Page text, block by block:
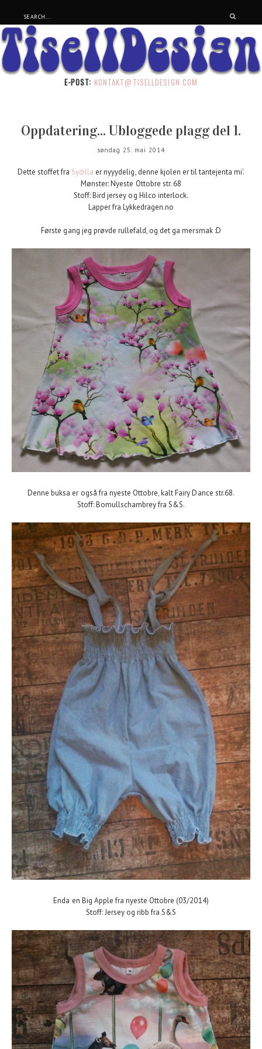
E-POST: KONTAKT@TISELLDESIGN.COM
Oppdatering... Ubloggede plagg del 1.
søndag 25. mai 2014
Dette stoffet fra Sydilla er nyyydelig, denne kjolen er til tantejenta mi'.
Mønster: Nyeste Ottobre str. 68
Stoff: Bird jersey og Hilco interlock.
Lapper fra Lykkedragen.no
Første gang jeg prøvde rullefald, og det ga mersmak :D
Denne buksa er også fra nyeste Ottobre, kalt Fairy Dance str.68.
Stoff: Bomullschambrey fra S&S.
Enda en Big Apple fra nyeste Ottobre (03/2014)
Stoff: Jersey og ribb fra S&S